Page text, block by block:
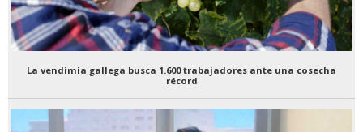
La vendimia gallega busca 1.600 trabajadores ante una cosecha
récord